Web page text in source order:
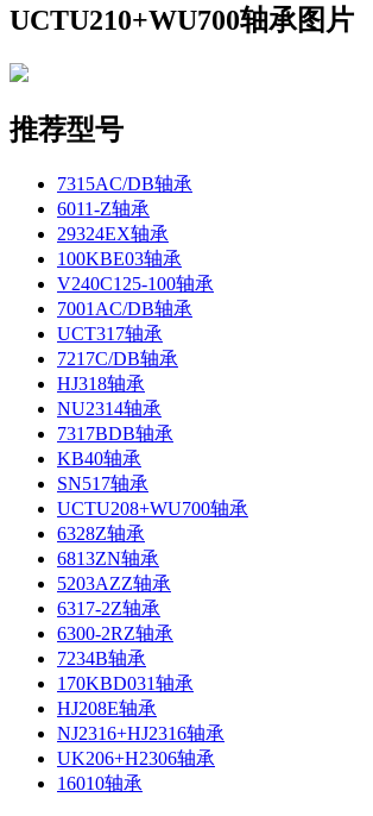
UCTU210+WU700轴承图片
推荐型号
7315AC/DB轴承
6011-Z轴承
29324EX轴承
100KBE03轴承
V240C125-100轴承
7001AC/DB轴承
UCT317轴承
7217C/DB轴承
HJ318轴承
NU2314轴承
7317BDB轴承
KB40轴承
SN517轴承
UCTU208+WU700轴承
6328Z轴承
6813ZN轴承
5203AZZ轴承
6317-2Z轴承
6300-2RZ轴承
7234B轴承
170KBD031轴承
HJ208E轴承
NJ2316+HJ2316轴承
UK206+H2306轴承
16010轴承